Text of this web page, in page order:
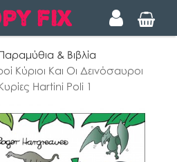
& Βιβλία
Κύριοι Και Οι Δεινόσαυροι
Hartini Poli 1